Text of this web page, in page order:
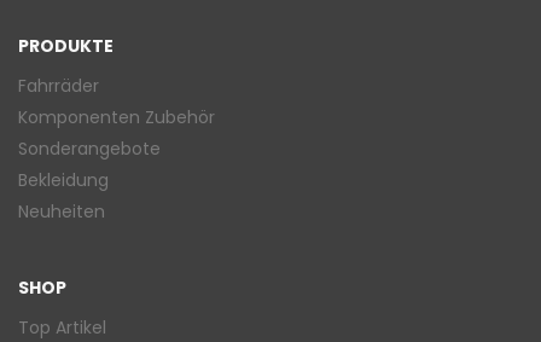
PRODUKTE
Fahrräder
Komponenten Zubehör
Sonderangebote
Bekleidung
Neuheiten
SHOP
Top Artikel